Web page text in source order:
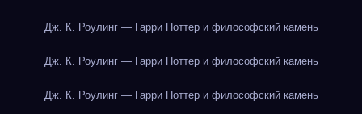
Дж. К. Роулинг — Гарри Поттер и философский камень
Дж. К. Роулинг — Гарри Поттер и философский камень
Дж. К. Роулинг — Гарри Поттер и философский камень